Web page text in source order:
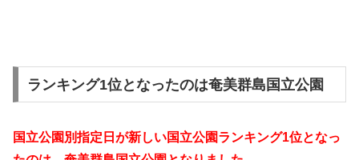
ランキング1位となったのは奄美群島国立公園
国立公園別指定日が新しい国立公園ランキング1位となっ